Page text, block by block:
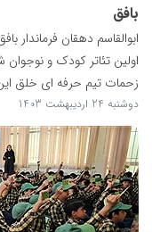
بافق
ابوالقاسم دهقان فرماندار
اولین تئاتر کودک و
زحمات تیم حرفه ای خلق
دوشنبه 24 اردیبهشت 1403